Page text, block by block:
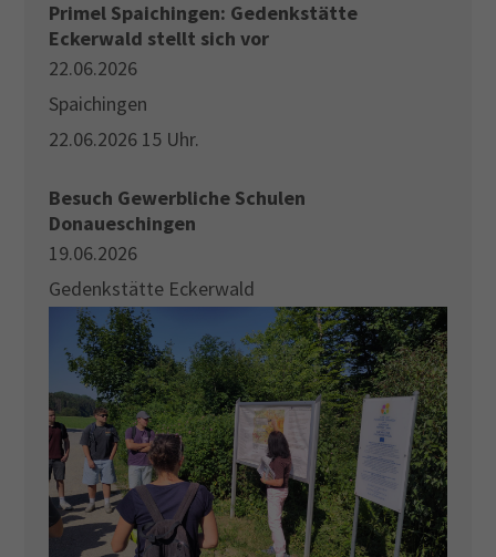
Primel Spaichingen: Gedenkstätte
Eckerwald stellt sich vor
22.06.2026
Spaichingen
22.06.2026 15 Uhr.
Besuch Gewerbliche Schulen
Donaueschingen
19.06.2026
Gedenkstätte Eckerwald